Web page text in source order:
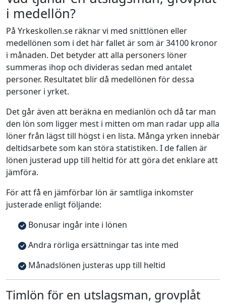
i medellön?
På Yrkeskollen.se räknar vi med snittlönen eller
medellönen som i det här fallet är som är 34100 kronor
i månaden. Det betyder att alla personers löner
summeras ihop och divideras sedan med antalet
personer. Resultatet blir då medellönen för dessa
personer i yrket.
Det går även att beräkna en medianlön och då tar man
den lön som ligger mest i mitten om man radar upp alla
löner från lägst till högst i en lista. Många yrken innebär
deltidsarbete som kan störa statistiken. I de fallen är
lönen justerad upp till heltid för att göra det enklare att
jämföra.
För att få en jämförbar lön är samtliga inkomster
justerade enligt följande:
Bonusar ingår inte i lönen
Andra rörliga ersättningar tas inte med
Månadslönen justeras upp till heltid
Timlön för en utslagsman, grovplåt